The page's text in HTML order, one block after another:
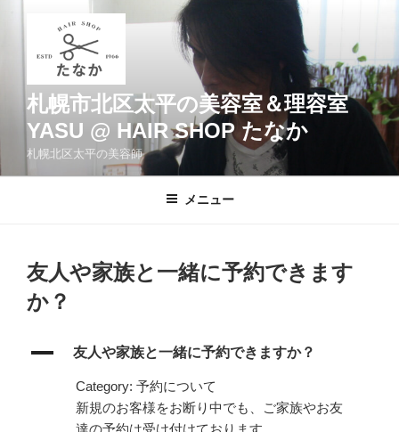
ッ
札幌市北区太平の美容室＆理容室
YASU @ HAIR SHOP たなか
札幌北区太平の美容師
メニュー
友人や家族と一緒に予約できます
か？
A 友人や家族と一緒に予約できますか？
Category: 予約について
新規のお客様をお断り中でも、ご家族やお友